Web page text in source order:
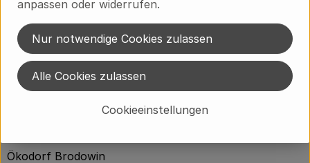
Produktinformationen
Herkunft
Ökodorf Brodowin
anpassen oder widerrufen.
Cookieeinstellungen
Nur notwendige Cookies zulassen
Alle Cookies zulassen